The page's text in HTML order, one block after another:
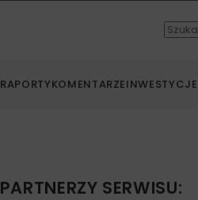
RAPORTYKOMENTARZEINWESTYCJE
PARTNERZY SERWISU: